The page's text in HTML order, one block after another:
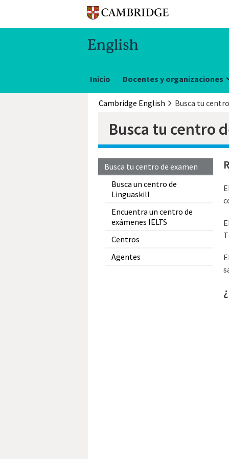
Inicio Docentes y organizaciones
Cambridge English Busca tu
Busca tu centro
Busca tu centro de examen
Busca un centro de
Linguaskill
Encuentra un centro de
exámenes IELTS
Centros
Agentes